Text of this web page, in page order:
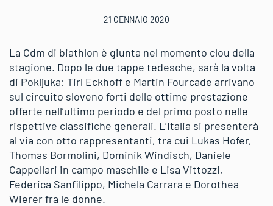
21 GENNAIO 2020
La Cdm di biathlon è giunta nel momento clou della
stagione. Dopo le due tappe tedesche, sarà la volta
di Pokljuka: Tirl Eckhoff e Martin Fourcade arrivano
sul circuito sloveno forti delle ottime prestazione
offerte nell’ultimo periodo e del primo posto nelle
rispettive classifiche generali. L’Italia si presenterà
al via con otto rappresentanti, tra cui Lukas Hofer,
Thomas Bormolini, Dominik Windisch, Daniele
Cappellari in campo maschile e Lisa Vittozzi,
Federica Sanfilippo, Michela Carrara e Dorothea
Wierer fra le donne.